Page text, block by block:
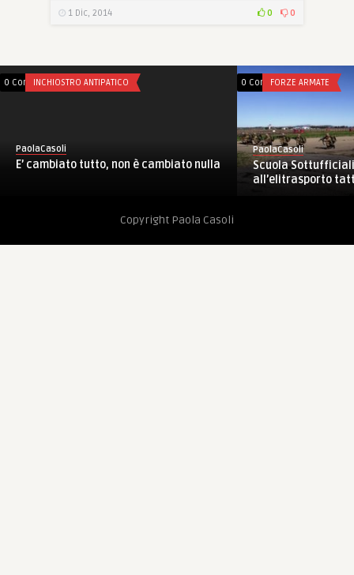
1 Dic, 2014 0 0
0 CommentsINCHIOSTRO ANTIPATICO
PaolaCasoli
E’ cambiato tutto, non è cambiato nulla
0 CommentsFORZE ARMATE
PaolaCasoli
Scuola
all’elitrasporto
Copyright Paola Casoli